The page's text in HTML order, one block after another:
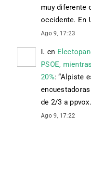
muy diferente
occidente. En
Ago 9, 17:23
I. en
PSOE,
20%: “Alpiste
de 2/3 a
Ago 9, 17:22